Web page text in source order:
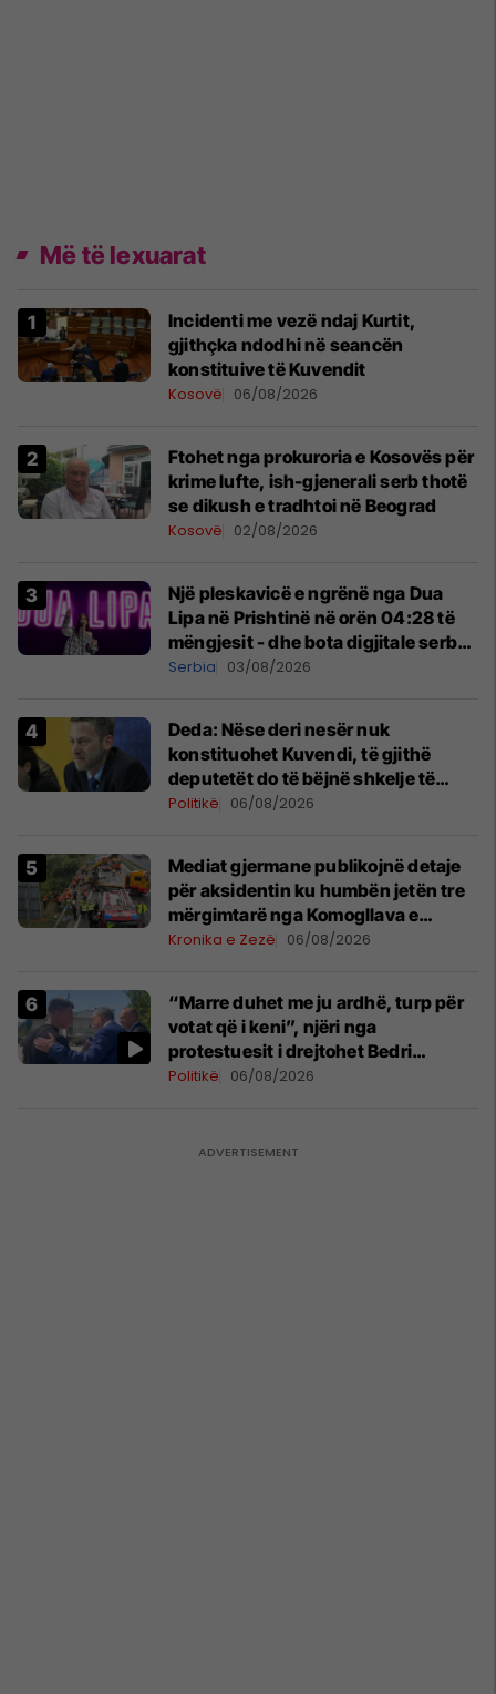
Më të lexuarat
Incidenti me vezë ndaj Kurtit,
gjithçka ndodhi në seancën
konstituive të Kuvendit
Kosovë 06/08/2026
Ftohet nga prokuroria e Kosovës për
krime lufte, ish-gjenerali serb thotë
se dikush e tradhtoi në Beograd
Kosovë 02/08/2026
Një pleskavicë e ngrënë nga Dua
Lipa në Prishtinë në orën 04:28 të
mëngjesit - dhe bota digjitale serbe
shpall gjendjen e luftës
Serbia 03/08/2026
Deda: Nëse deri nesër nuk
konstituohet Kuvendi, të gjithë
deputetët do të bëjnë shkelje të
rëndë kushtetuese
Politikë 06/08/2026
Mediat gjermane publikojnë detaje
për aksidentin ku humbën jetën tre
mërgimtarë nga Komogllava e
Ferizajt
Kronika e Zezë 06/08/2026
“Marre duhet me ju ardhë, turp për
votat që i keni”, njëri nga
protestuesit i drejtohet Bedri
Hamzës
Politikë 06/08/2026